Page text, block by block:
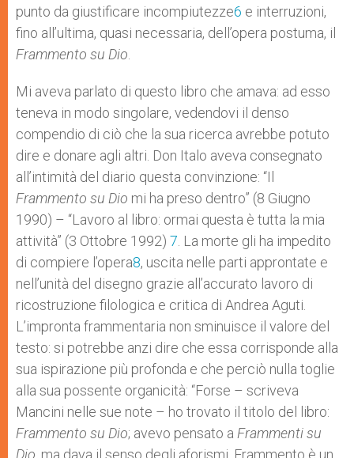
punto da giustificare incompiutezze6 e interruzioni,
fino all’ultima, quasi necessaria, dell’opera postuma, il
Frammento su Dio
Mi aveva parlato di questo libro che amava: ad esso
teneva in modo singolare, vedendovi il denso
compendio di ciò che la sua ricerca avrebbe potuto
dire e donare agli altri. Don Italo aveva consegnato
all’intimità del diario questa convinzione: “Il
Frammento su Dio mi ha preso dentro” (8 Giugno
1990) – “Lavoro al libro: ormai questa è tutta la mia
attività” (3 Ottobre 1992) 7 . La morte gli ha impedito
di compiere l’opera8, uscita nelle parti approntate e
nell’unità del disegno grazie all’accurato lavoro di
ricostruzione filologica e critica di Andrea Aguti.
L’impronta frammentaria non sminuisce il valore del
testo: si potrebbe anzi dire che essa corrisponde alla
sua ispirazione più profonda e che perciò nulla toglie
alla sua possente organicità: “Forse – scriveva
Mancini nelle sue note – ho trovato il titolo del libro:
Frammento su Dio; avevo pensato a Frammenti su
Dio , ma dava il senso degli aforismi. Frammento è un